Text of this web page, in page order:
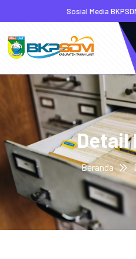
Sosial Media
Detail
Beranda